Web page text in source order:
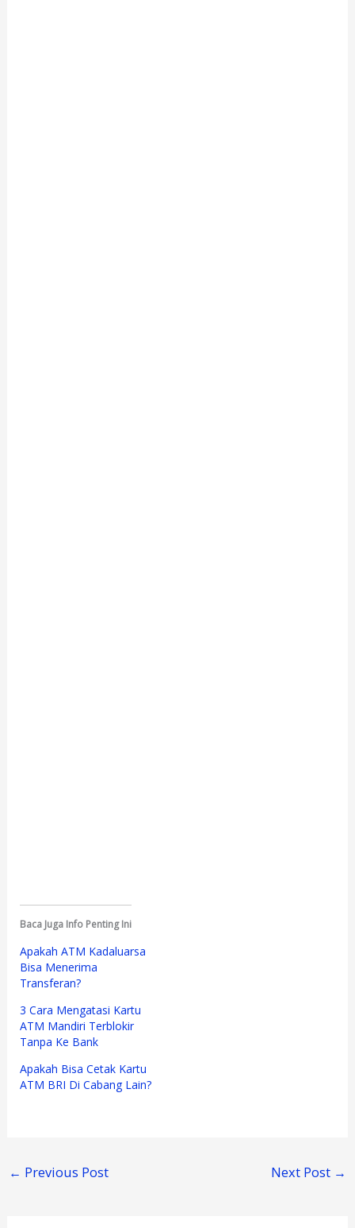
Baca Juga Info Penting Ini
Apakah ATM Kadaluarsa
Bisa Menerima
Transferan?
3 Cara Mengatasi Kartu
ATM Mandiri Terblokir
Tanpa Ke Bank
Apakah Bisa Cetak Kartu
ATM BRI Di Cabang Lain?
← Previous Post Next Post →